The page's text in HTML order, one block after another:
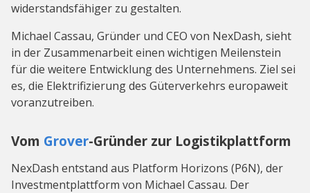
widerstandsfähiger zu gestalten.
Michael Cassau, Gründer und CEO von NexDash, sieht
in der Zusammenarbeit einen wichtigen Meilenstein
für die weitere Entwicklung des Unternehmens. Ziel sei
es, die Elektrifizierung des Güterverkehrs europaweit
voranzutreiben.
Vom Grover-Gründer zur Logistikplattform
NexDash entstand aus Platform Horizons (P6N), der
Investmentplattform von Michael Cassau. Der